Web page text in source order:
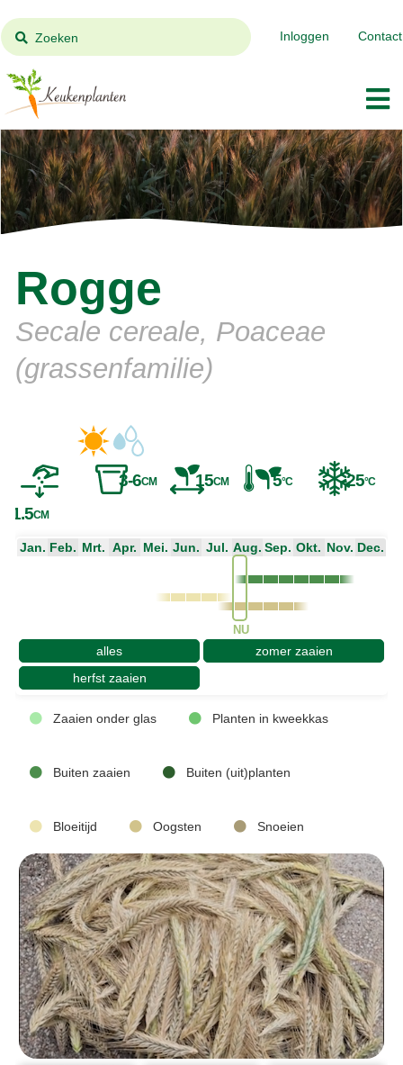
Contact
Inloggen
Zoeken
Rogge
Secale cereale, Poaceae
(grassenfamilie)
°C
-25
°C
5
CM
15
CM
3-6
CM
1.5
Jan. Feb. Mrt. Apr. Mei. Jun. Jul. Aug. Sep. Okt. Nov. Dec.
NU
alles
zomer zaaien
herfst zaaien
Zaaien onder glas Planten in kweekkas
Buiten zaaien Buiten (uit)planten
Bloeitijd Oogsten Snoeien